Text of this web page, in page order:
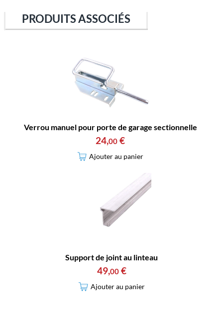
PRODUITS ASSOCIÉS
Verrou manuel pour porte de garage sectionnelle
24,00 €
Ajouter au panier
Support de joint au linteau
49,00 €
Ajouter au panier